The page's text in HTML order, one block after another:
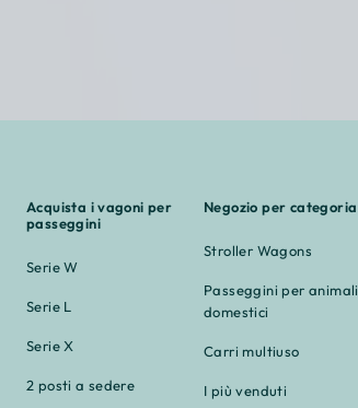
Acquista i vagoni per
passeggini
Serie W
Serie L
Serie X
2 posti a sedere
Negozio per categoria
Stroller Wagons
Passeggini per animali
domestici
Carri multiuso
I più venduti